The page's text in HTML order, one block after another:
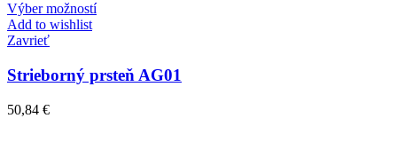
Výber možností
Add to wishlist
Zavrieť
Strieborný prsteň AG01
50,84 €